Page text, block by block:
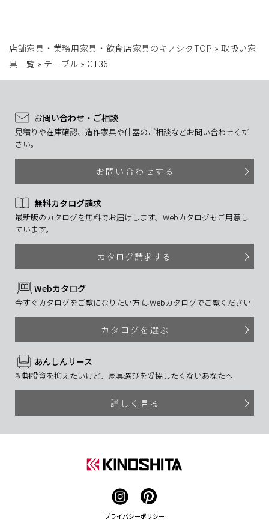
店舗家具・業務用家具・飲食店家具のキノシタTOP » 取扱い家
具一覧 » テーブル » CT36
お問い合わせ・ご相談
見積りや在庫確認、造作家具や什器のご相談などお問い合わせくだ
さい。
お問い合わせする
無料カタログ請求
最新版のカタログを無料でお届けします。Webカタログもご用意し
ています。
カタログ請求する
Webカタログ
今すぐカタログをご覧になりたい方 はWebカタログでご覧ください
カタログを選ぶ
あんしんリース
初期投資を抑えたいけど、家具選びを妥協したくないあなたへ
詳しく見る
プライバシーポリシー